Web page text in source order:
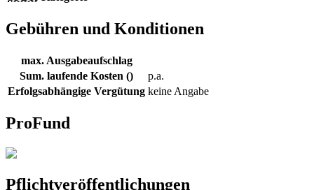
Gebühren und Konditionen
max. Ausgabeaufschlag
Sum. laufende Kosten ()
p.a.
Erfolgsabhängige Vergütung keine Angabe
ProFund
Pflichtveröffentlichungen